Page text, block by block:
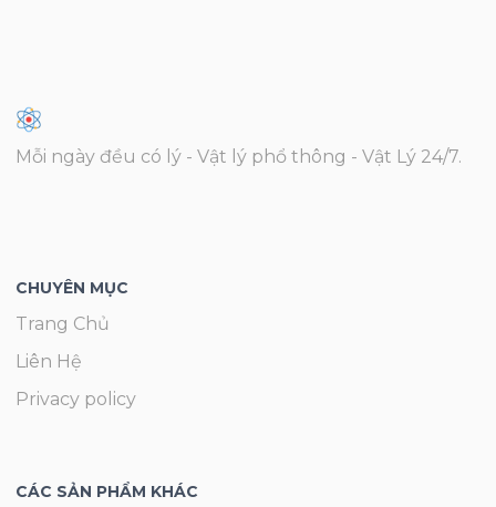
Mỗi ngày đều có lý - Vật lý phổ thông - Vật Lý 24/7.
CHUYÊN MỤC
Trang Chủ
Liên Hệ
Privacy policy
CÁC SẢN PHẨM KHÁC